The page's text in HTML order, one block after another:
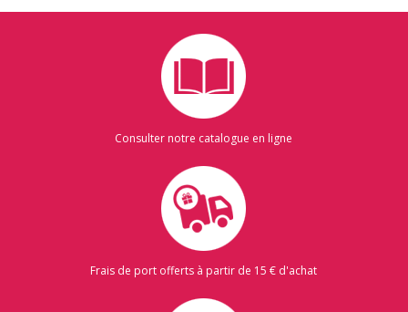
Consulter notre catalogue en ligne
Frais de port offerts à partir de 15 € d'achat